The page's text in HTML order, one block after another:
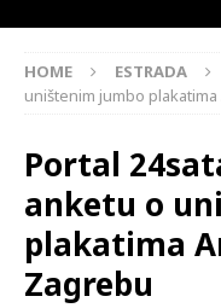
HOME ESTRADA
uništenim jumbo
Portal
anketu o
plakatima
Zagrebu